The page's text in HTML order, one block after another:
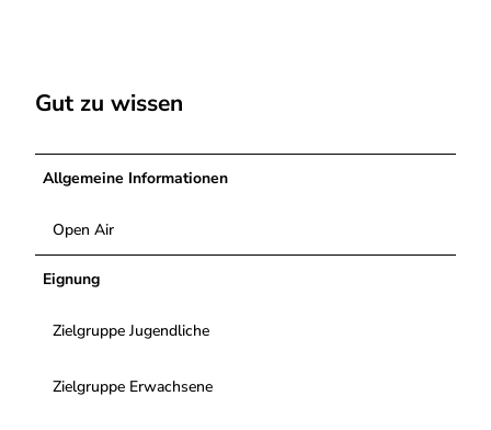
Gut zu wissen
Allgemeine Informationen
Open Air
Eignung
Zielgruppe Jugendliche
Zielgruppe Erwachsene